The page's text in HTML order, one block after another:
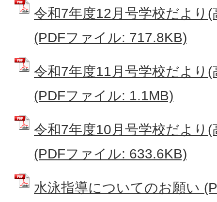
令和7年度12月号学校だより
(PDFファイル: 717.8KB)
令和7年度11月号学校だより
(PDFファイル: 1.1MB)
令和7年度10月号学校だより
(PDFファイル: 633.6KB)
水泳指導についてのお願い